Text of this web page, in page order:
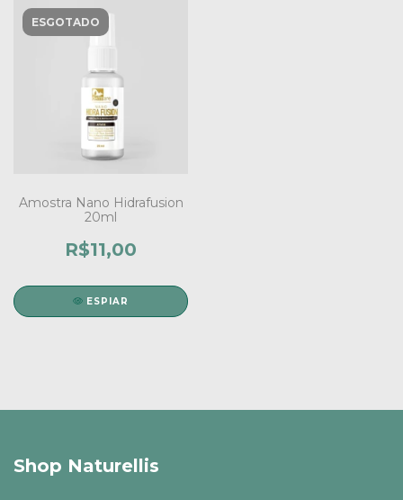
ESGOTADO
Amostra Nano Hidrafusion
20ml
R$11,00
ESPIAR
Shop Naturellis